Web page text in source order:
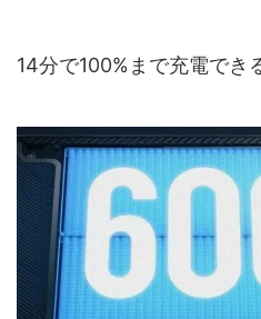
14分で100%まで充電でき